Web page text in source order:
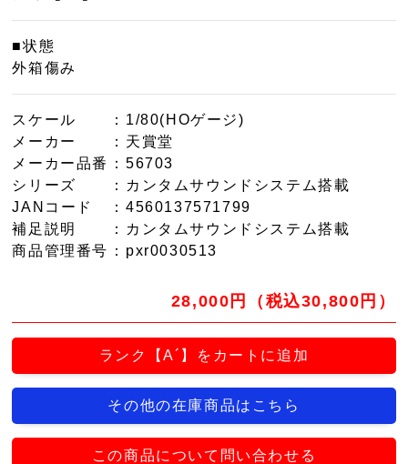
■状態
外箱傷み
スケール
：1/80(HOゲージ)
メーカー
：天賞堂
メーカー品番
：56703
シリーズ
：カンタムサウンドシステム搭載
JANコード
：4560137571799
補足説明
：カンタムサウンドシステム搭載
商品管理番号 ：pxr0030513
28,000円（税込30,800円）
ランク【A´】をカートに追加
その他の在庫商品はこちら
この商品について問い合わせる